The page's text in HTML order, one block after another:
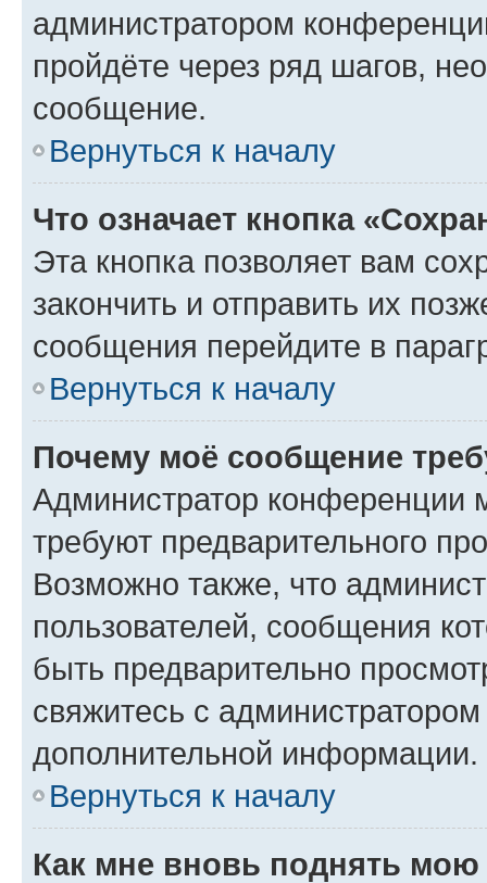
администратором
пройдёте через ряд шагов,
сообщение.
Вернуться к началу
Что означает кнопка
Эта кнопка позволяет вам
закончить и отправить их
сообщения перейдите в
Вернуться к началу
Почему моё сообщение
Администратор конференции
требуют предварительного
Возможно также, что
пользователей, сообщения
быть предварительно
свяжитесь с
дополнительной информации.
Вернуться к началу
Как мне вновь поднять мою